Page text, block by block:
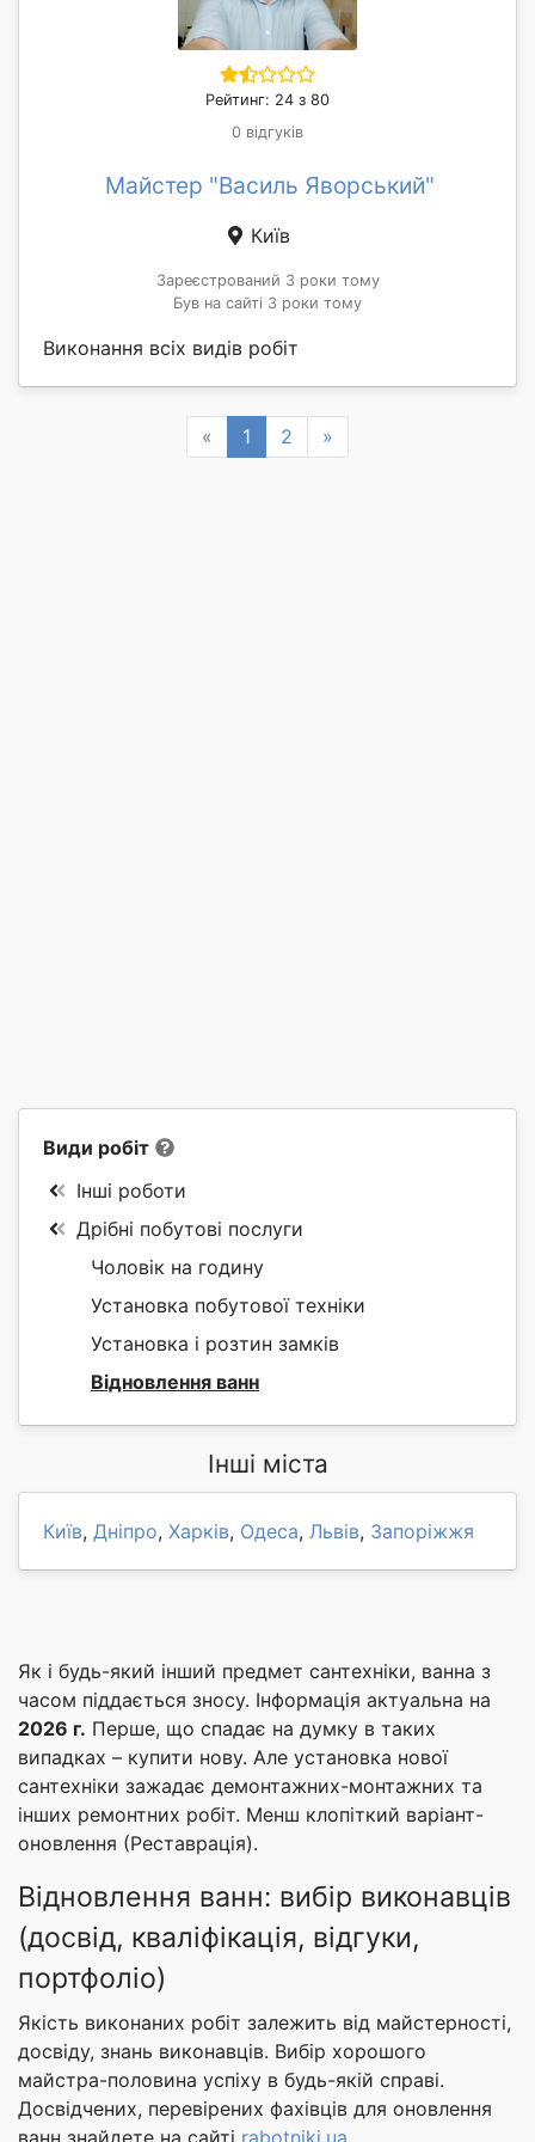
Рейтинг: 24 з 80
0 відгуків
Майстер "Василь Яворський"
Київ
Зареєстрований 3 роки тому
Був на сайті 3 роки тому
Виконання всіх видів робіт
« Previous
1 2 »
Види робіт
Інші роботи
Дрібні побутові послуги
Чоловік на годину
Установка побутової техніки
Установка і розтин замків
Відновлення ванн
Інші міста
Київ, Дніпро, Харків, Одеса, Львів, Запоріжжя
Як і будь-який інший предмет сантехніки, ванна з
часом піддається зносу. Інформація актуальна на
2026 г. Перше, що спадає на думку в таких
випадках – купити нову. Але установка нової
сантехніки зажадає демонтажних-монтажних та
інших ремонтних робіт. Менш клопіткий варіант-
оновлення (Реставрація).
Відновлення ванн: вибір виконавців
(досвід, кваліфікація, відгуки,
портфоліо)
Якість виконаних робіт залежить від майстерності,
досвіду, знань виконавців. Вибір хорошого
майстра-половина успіху в будь-якій справі.
Досвідчених, перевірених фахівців для оновлення
ванн знайдете на сайті rabotniki.ua.